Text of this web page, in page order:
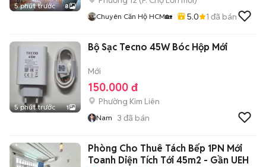
5 phút trước 8
Chuyên Căn Hộ HCM🏡 5.0 1 đã bán
5 phút trước 1
Bộ Sạc Tecno 45W Bóc Hộp Mới
Mới
150.000 đ
Phường Kim Liên
Nam 3 đã bán
Phòng Cho Thuê Tách Bếp 1PN Mới
Toanh Diện Tích Tới 45m2 - Gần UEH